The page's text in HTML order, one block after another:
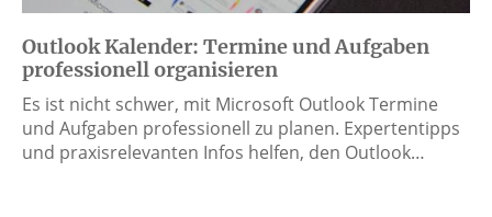
Outlook Kalender: Termine und Aufgaben
professionell organisieren
Es ist nicht schwer, mit Microsoft Outlook Termine
und Aufgaben professionell zu planen. Expertentipps
und praxisrelevanten Infos helfen, den Outlook…